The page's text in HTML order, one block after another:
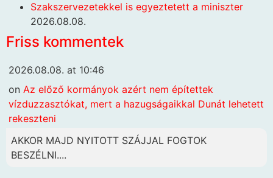
Szakszervezetekkel is egyeztetett a miniszter
2026.08.08.
Friss kommentek
2026.08.08. at 10:46
on Az előző kormányok azért nem építettek
vízduzzasztókat, mert a hazugságaikkal Dunát lehetett
rekeszteni
AKKOR MAJD NYITOTT SZÁJJAL FOGTOK
BESZÉLNI....